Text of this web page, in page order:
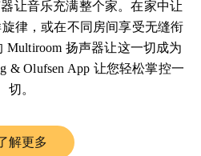
让音乐充满整个家。在家中让
律，或在不同房间享受无缝衔
扬声器让这一切成为
& Olufsen App 让您轻松掌控一
切。
解更多
Link Opens in New Tab